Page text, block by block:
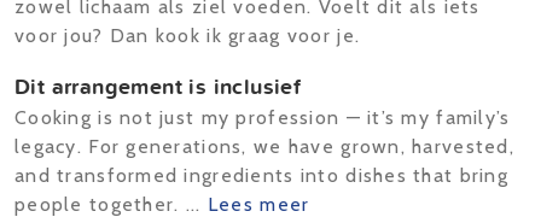
zowel lichaam als ziel voeden. Voelt dit als iets
voor jou? Dan kook ik graag voor je.
Dit arrangement is inclusief
Cooking is not just my profession — it’s my family’s
legacy. For generations, we have grown, harvested,
and transformed ingredients into dishes that bring
people together. ... Lees meer